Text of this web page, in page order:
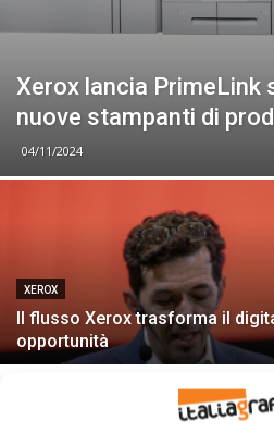
Xerox lancia PrimeLink
nuove stampanti di
04/11/2024
XEROX
Il flusso Xerox trasforma il
opportunità